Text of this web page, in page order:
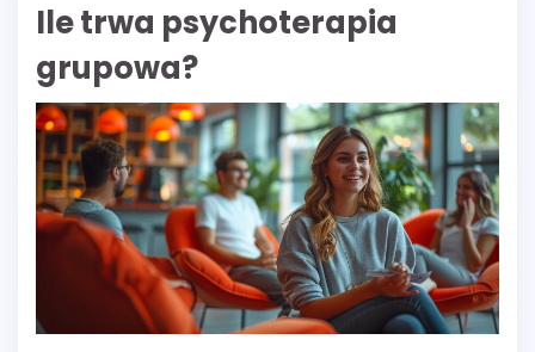
Ile trwa psychoterapia
grupowa?